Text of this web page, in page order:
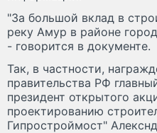
"За большой вклад в
реку Амур в районе
- говорится в документе.
Так, в частности,
правительства РФ
президент открытого
проектированию
Гипростроймост"